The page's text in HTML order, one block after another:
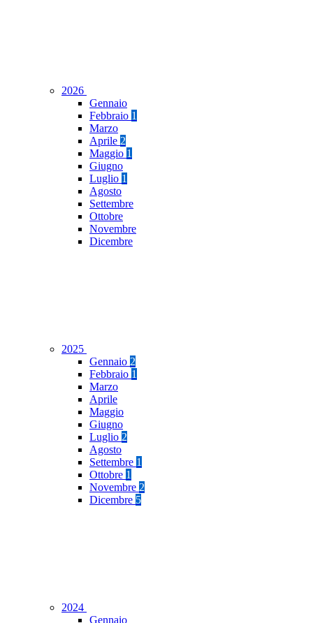
2026
Gennaio
Febbraio 1
Marzo
Aprile 2
Maggio 1
Giugno
Luglio 1
Agosto
Settembre
Ottobre
Novembre
Dicembre
2025
Gennaio 2
Febbraio 1
Marzo
Aprile
Maggio
Giugno
Luglio 2
Agosto
Settembre 1
Ottobre 1
Novembre 2
Dicembre 5
2024
Gennaio